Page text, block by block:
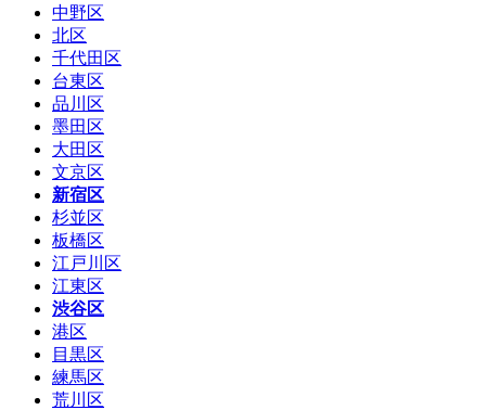
中野区
北区
千代田区
台東区
品川区
墨田区
大田区
文京区
新宿区
杉並区
板橋区
江戸川区
江東区
渋谷区
港区
目黒区
練馬区
荒川区